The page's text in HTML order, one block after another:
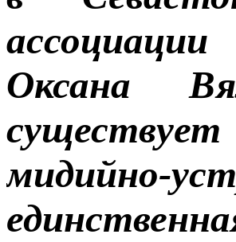
Оксана
мидийно-